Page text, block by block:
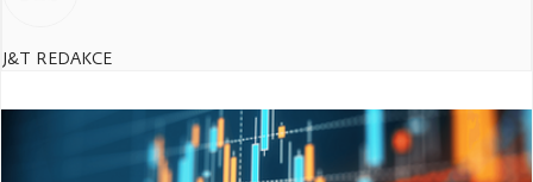
J&T REDAKCE